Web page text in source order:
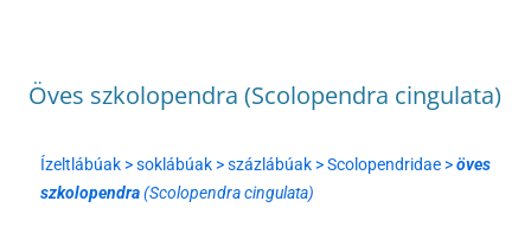
Öves szkolopendra (Scolopendra cingulata)
Ízeltlábúak > soklábúak > százlábúak > Scolopendridae >öves
szkolopendra(Scolopendra cingulata)